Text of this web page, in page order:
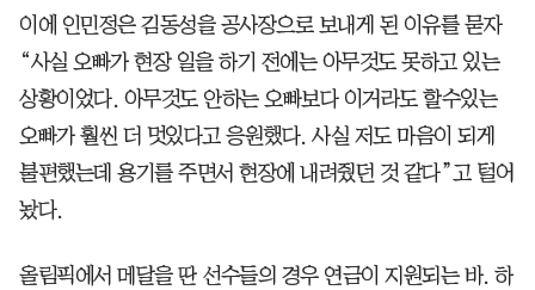
이에 인민정은 김동성을 공사장으로 보내게 된 이유를 묻자
“사실 오빠가 현장 일을 하기 전에는 아무것도 못하고 있는
상황이었다. 아무것도 안하는 오빠보다 이거라도 할수있는
오빠가 훨씬 더 멋있다고 응원했다. 사실 저도 마음이 되게
불편했는데 용기를 주면서 현장에 내려줬던 것 같다”고 털어
놨다.
올림픽에서 메달을 딴 선수들의 경우 연금이 지원되는 바. 하